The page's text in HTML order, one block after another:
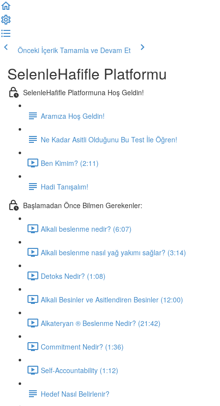
Önceki İçerik Tamamla ve Devam Et
SelenleHafifle Platformu
SelenleHafifle Platformuna Hoş Geldin!
Aramıza Hoş Geldin!
Ne Kadar Asitli Olduğunu Bu Test İle Öğren!
Ben Kimim? (2:11)
Hadi Tanışalım!
Başlamadan Önce Bilmen Gerekenler:
Alkali beslenme nedir? (6:07)
Alkali beslenme nasıl yağ yakımı sağlar? (3:14)
Detoks Nedir? (1:08)
Alkali Besinler ve Asitlendiren Besinler (12:00)
Alkateryan ® Beslenme Nedir? (21:42)
Commitment Nedir? (1:36)
Self-Accountability (1:12)
Hedef Nasıl Belirlenir?